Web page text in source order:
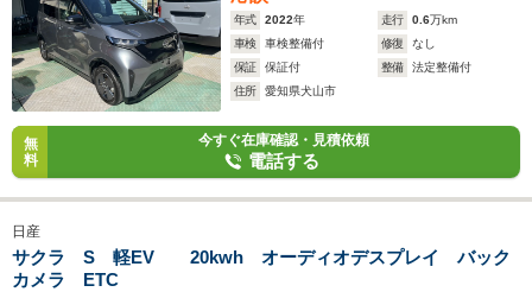
年式 2022年 走行 0.6万km
車検
車検整備付 修復
なし
保証
保証付 整備
法定整備付
住所
愛知県犬山市
無
料
今すぐ在庫確認・見積依頼
電話する
日産
サクラ S 軽EV 20kwh オーディオデスプレイ バック
カメラ ETC